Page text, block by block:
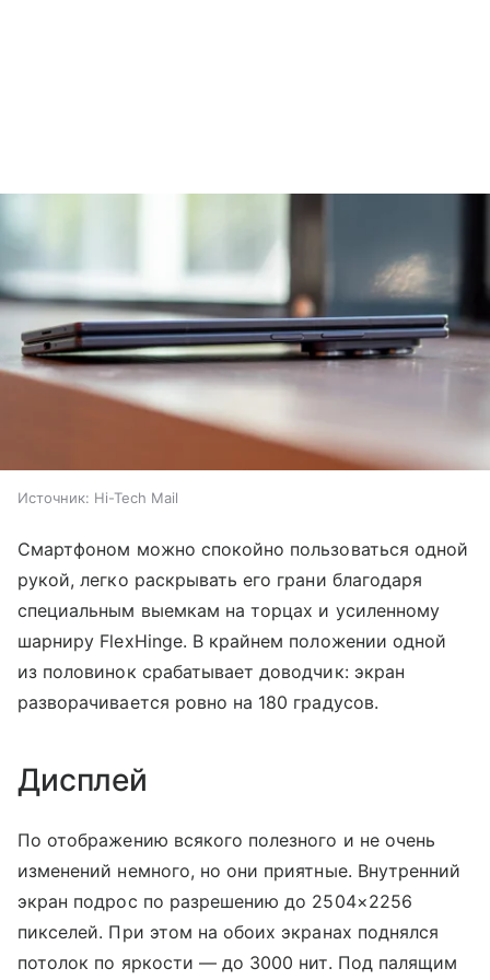
Источник: Hi-Tech Mail
Смартфоном можно спокойно пользоваться одной
рукой, легко раскрывать его грани благодаря
специальным выемкам на торцах и усиленному
шарниру FlexHinge. В крайнем положении одной
из половинок срабатывает доводчик: экран
разворачивается ровно на 180 градусов.
Дисплей
По отображению всякого полезного и не очень
изменений немного, но они приятные. Внутренний
экран подрос по разрешению до 2504×2256
пикселей. При этом на обоих экранах поднялся
потолок по яркости — до 3000 нит. Под палящим